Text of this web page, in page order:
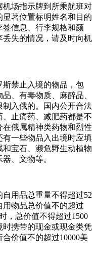
场指示牌到所乘航班对
著位置标明姓名和目的
信息、行李规格和颜
失的情况，请及时向机
禁止入境的物品，包
、有毒物质、麻醉品、
入俄的。国内公开合法
止痛药、减肥药都是不
俄属精神类药物和烈性
一些物品入出境时应填
宝石、濒危野生动植物
、文物等。
用品总重量不得超过52
物品总价值不的超过
，总价值不得超过1500
携带的现金或现金类凭
价值不的超过10000美